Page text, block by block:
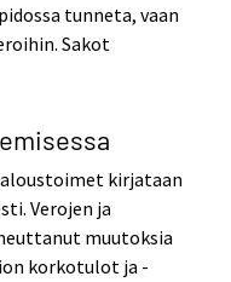
tunneta, vaan
Sakot
kirjataan
Verojen ja
muutoksia
korkotulot ja -